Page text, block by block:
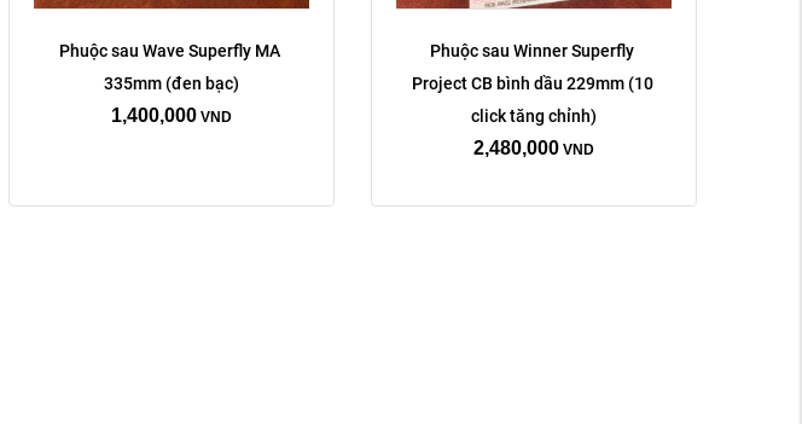
Phuộc sau Wave Superfly MA
335mm (đen bạc)
1,400,000 VND
Phuộc sau Winner Superfly
Project CB bình dầu 229mm (10
click tăng chỉnh)
2,480,000 VND